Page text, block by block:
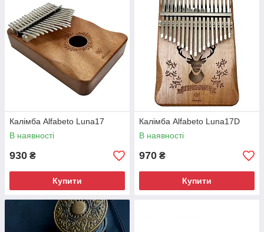
Калімба Alfabeto Luna17
В наявності
930 ₴
Купити
Калімба Alfabeto Luna17D
В наявності
970 ₴
Купити